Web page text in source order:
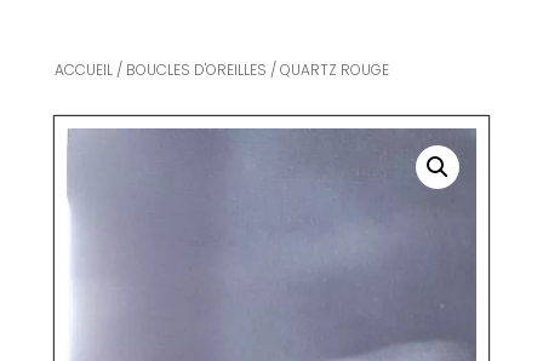
ACCUEIL/ BOUCLES D'OREILLES / QUARTZ ROUGE